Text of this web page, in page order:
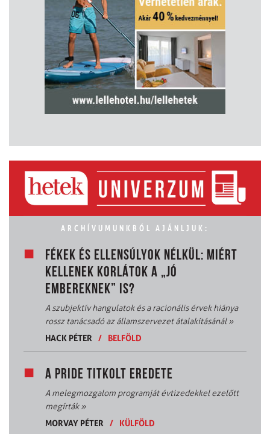
ARCHÍVUMUNKBÓL AJÁNLJUK:
FÉKEK ÉS ELLENSÚLYOK NÉLKÜL: MIÉRT
KELLENEK KORLÁTOK A „JÓ
EMBEREKNEK” IS?
A szubjektív hangulatok és a racionális érvek hiánya
rossz tanácsadó az államszervezet átalakításánál»
HACK PÉTER
/ BELFÖLD
A PRIDE TITKOLT EREDETE
A melegmozgalom programját évtizedekkel ezelőtt
megírták»
MORVAY PÉTER
/ KÜLFÖLD